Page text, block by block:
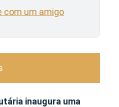
com um amigo
inaugura uma